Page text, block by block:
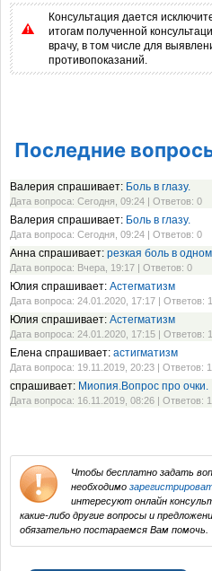
Консультация дается
итогам полученной
врачу, в том числе для
противопоказаний.
Последние
Валерия спрашивает: Боль в глазу.
Дата вопроса: Сегодня, 09:24 | Ответов: 0
Валерия спрашивает: Боль в глазу.
Дата вопроса: Сегодня, 09:24 | Ответов: 0
Анна спрашивает: резкая боль в одном
Дата вопроса: Вчера, 19:17 | Ответов: 0
Юлия спрашивает: Астегматизм
Дата вопроса: 24.01.2020, 17:17 | Ответов: 1
Юлия спрашивает: Астегматизм
Дата вопроса: 24.01.2020, 17:15 | Ответов: 1
Елена спрашивает: астигматизм
Дата вопроса: 19.11.2019, 20:23 | Ответов: 1
спрашивает: Миопия.Вопрос про очки.
Дата вопроса: 16.11.2019, 08:26 | Ответов: 1
Чтобы бесплатно задать
необходимо
интересуют онлайн
какие-либо другие вопросы и
обязательно постараемся Вам помочь.